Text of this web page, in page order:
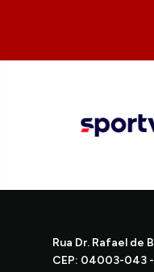
Rua Dr. Rafael de
CEP: 04003-043 -